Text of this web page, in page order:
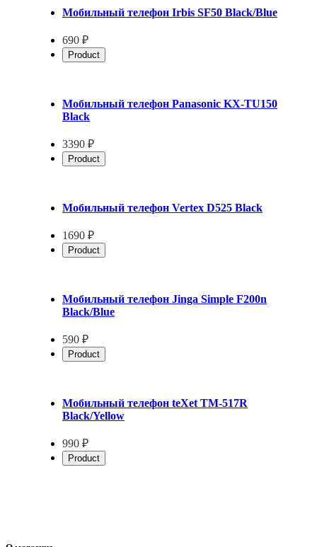
Мобильный телефон Irbis SF50 Black/Blue
690 ₽
Product
Мобильный телефон Panasonic KX-TU150
Black
3390 ₽
Product
Мобильный телефон Vertex D525 Black
1690 ₽
Product
Мобильный телефон Jinga Simple F200n
Black/Blue
590 ₽
Product
Мобильный телефон teXet TM-517R
Black/Yellow
990 ₽
Product